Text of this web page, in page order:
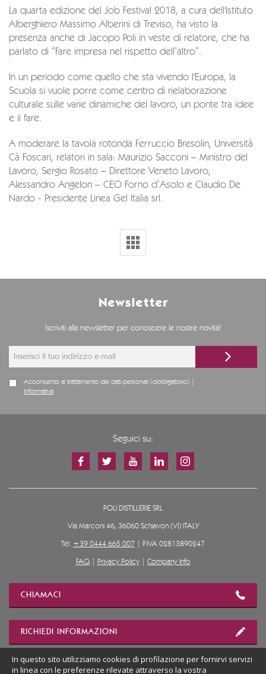
La quarta edizione del Job Festival 2018, a cura dell'Istituto
Alberghiero Massimo Alberini di Treviso, ha visto la
presenza anche di Jacopo Poli in veste di relatore, che ha
parlato di “Fare impresa nel rispetto dell’altro”.
In un periodo come quello che sta vivendo l'Europa, la
Scuola si vuole porre come centro di rielaborazione
culturale sulle varie dinamiche del lavoro, un ponte tra idee
e il fare.
A moderare la tavola rotonda Ferruccio Bresolin, Università
Cà Foscari, relatori in sala: Maurizio Sacconi – Ministro del
Lavoro, Sergio Rosato – Direttore Veneto Lavoro,
Alessandro Angelon – CEO Forno d’Asolo e Claudio De
Nardo - Presidente Linea Gel Italia srl.
Newsletter
Iscriviti alla newsletter per conoscere le nostre novità!
Acconsento al trattamento dei dati personali (obbligatorio) |
Informativa
Seguici su:
POLI DISTILLERIE SRL
Via Marconi 46, 36060 Schiavon (VI) ITALY
Tel. +39 0444 665 007 | P.IVA 02813890247
FAQ| Privacy Policy| Company Info
CHIAMACI
RICHIEDI INFORMAZIONI
MOSTRA POSIZIONE
In questo sito utilizziamo cookies di profilazione per fornirvi servizi
in linea con le preferenze rilevate attraverso la vostra